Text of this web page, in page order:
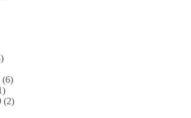
(6)
(2)